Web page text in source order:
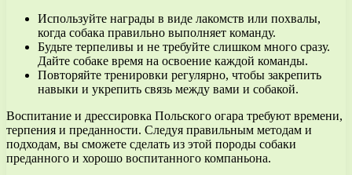
Используйте награды в виде лакомств или похвалы,
когда собака правильно выполняет команду.
Будьте терпеливы и не требуйте слишком много сразу.
Дайте собаке время на освоение каждой команды.
Повторяйте тренировки регулярно, чтобы закрепить
навыки и укрепить связь между вами и собакой.
Воспитание и дрессировка Польского огара требуют времени,
терпения и преданности. Следуя правильным методам и
подходам, вы сможете сделать из этой породы собаки
преданного и хорошо воспитанного компаньона.